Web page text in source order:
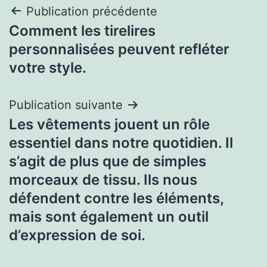
Navigation
de
l’article
Publication précédente
Comment les tirelires
personnalisées peuvent refléter
votre style.
Publication suivante
Les vêtements jouent un rôle
essentiel dans notre quotidien. Il
s’agit de plus que de simples
morceaux de tissu. Ils nous
défendent contre les éléments,
mais sont également un outil
d’expression de soi.